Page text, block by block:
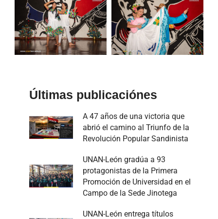
Últimas publicaciónes
A 47 años de una victoria que
abrió el camino al Triunfo de la
Revolución Popular Sandinista
UNAN-León gradúa a 93
protagonistas de la Primera
Promoción de Universidad en el
Campo de la Sede Jinotega
UNAN-León entrega títulos